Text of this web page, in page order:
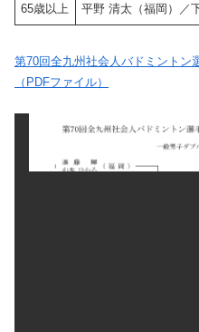
65歳以上 平野 清太（福岡）／
第70回全九州社会人バドミントン
（PDFファイル）